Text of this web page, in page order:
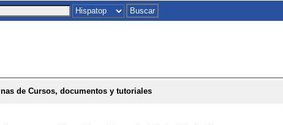
de Cursos, documentos y tutoriales